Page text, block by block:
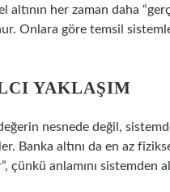
altının her zaman daha
Onlara göre temsil
YAKLAŞIM
nesnede değil,
Banka altını da en az
çünkü anlamını sistemden